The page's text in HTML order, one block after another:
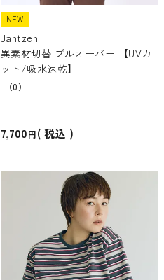
NEW
Jantzen
異素材切替 プルオーバー 【UVカ
ット/吸水速乾】
（0）
7,700 税込